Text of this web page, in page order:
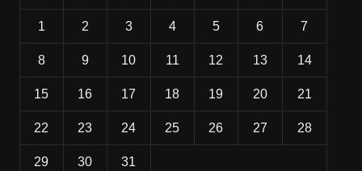
1 2 3 4 5 6 7
8 9 10 11 12 13 14
15 16 17 18 19 20 21
22 23 24 25 26 27 28
29 30 31